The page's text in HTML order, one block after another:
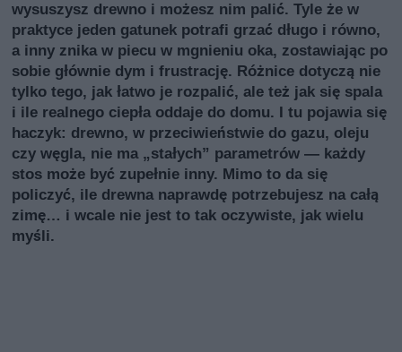
wysuszysz drewno i możesz nim palić. Tyle że w
praktyce jeden gatunek potrafi grzać długo i równo,
a inny znika w piecu w mgnieniu oka, zostawiając po
sobie głównie dym i frustrację. Różnice dotyczą nie
tylko tego, jak łatwo je rozpalić, ale też jak się spala
i ile realnego ciepła oddaje do domu. I tu pojawia się
haczyk: drewno, w przeciwieństwie do gazu, oleju
czy węgla, nie ma „stałych” parametrów — każdy
stos może być zupełnie inny. Mimo to da się
policzyć, ile drewna naprawdę potrzebujesz na całą
zimę… i wcale nie jest to tak oczywiste, jak wielu
myśli.